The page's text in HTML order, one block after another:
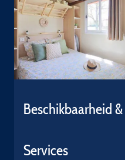
Beschikbaarheid
Services